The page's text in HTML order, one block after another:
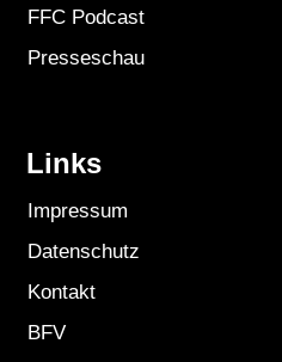
FFC Podcast
Presseschau
Links
Impressum
Datenschutz
Kontakt
BFV